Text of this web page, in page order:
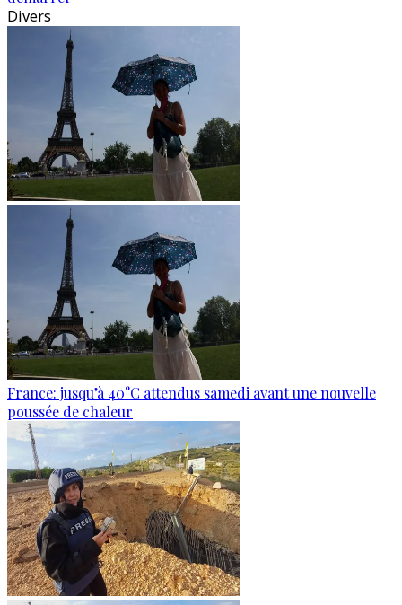
Divers
France: jusqu’à 40°C attendus samedi avant une nouvelle
poussée de chaleur